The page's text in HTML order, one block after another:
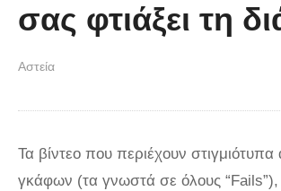
σας φτιάξει τη
Αστεία
Τα βίντεο που περιέχουν στιγμιότυπα
γκάφων (τα γνωστά σε όλους “Fails”),